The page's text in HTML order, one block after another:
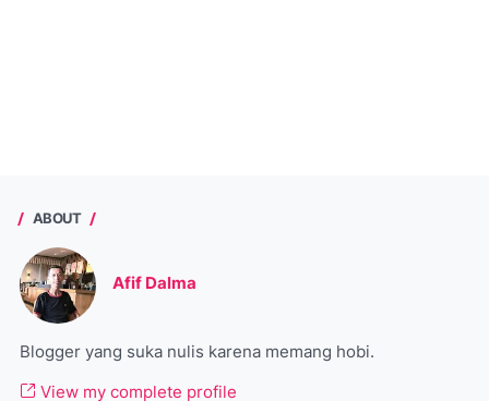
ABOUT
Afif Dalma
Blogger yang suka nulis karena memang hobi.
View my complete profile